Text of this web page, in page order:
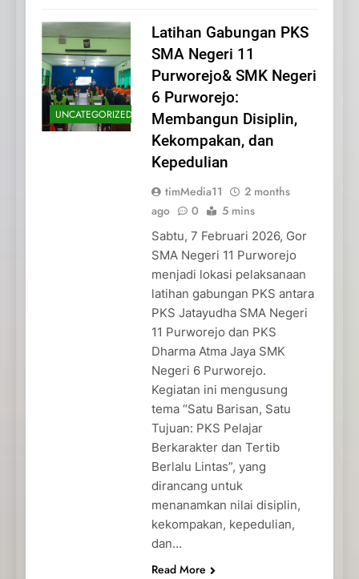
UNCATEGORIZED
Latihan Gabungan PKS
SMA Negeri 11
Purworejo& SMK Negeri
6 Purworejo:
Membangun Disiplin,
Kekompakan, dan
Kepedulian
timMedia11
2 months
ago
0 5 mins
Sabtu, 7 Februari 2026, Gor
SMA Negeri 11 Purworejo
menjadi lokasi pelaksanaan
latihan gabungan PKS antara
PKS Jatayudha SMA Negeri
11 Purworejo dan PKS
Dharma Atma Jaya SMK
Negeri 6 Purworejo.
Kegiatan ini mengusung
tema “Satu Barisan, Satu
Tujuan: PKS Pelajar
Berkarakter dan Tertib
Berlalu Lintas”, yang
dirancang untuk
menanamkan nilai disiplin,
kekompakan, kepedulian,
dan…
Read More